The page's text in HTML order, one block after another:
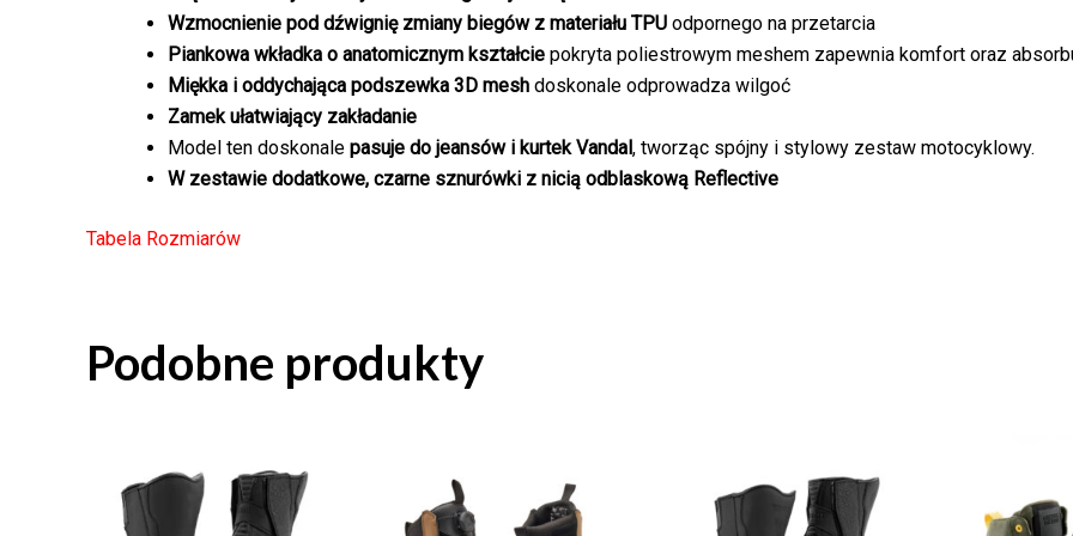
Wzmocnienie pod dźwignię zmiany biegów z materiału TPU odpornego na przetarcia
Piankowa wkładka o anatomicznym kształcie pokryta poliestrowym meshem zapewnia komfort oraz
Miękka i oddychająca podszewka 3D mesh doskonale odprowadza wilgoć
Zamek ułatwiający zakładanie
Model ten doskonale pasuje do jeansów i kurtek Vandal, tworząc spójny i stylowy zestaw motocyklowy.
W zestawie dodatkowe, czarne sznurówki z nicią odblaskową Reflective
Tabela Rozmiarów
Podobne produkty